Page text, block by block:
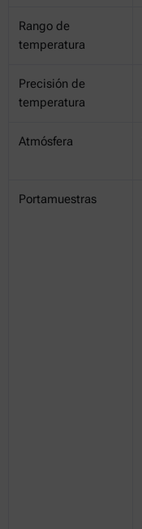
Rango de
temperatura
Precisión de
temperatura
Atmósfera
Portamuestras